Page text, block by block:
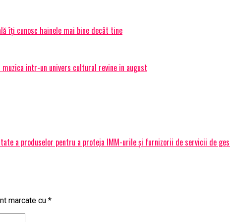
îți cunosc hainele mai bine decât tine
muzica intr-un univers cultural revine in august
a produselor pentru a proteja IMM-urile și furnizorii de servicii de
marcate cu *